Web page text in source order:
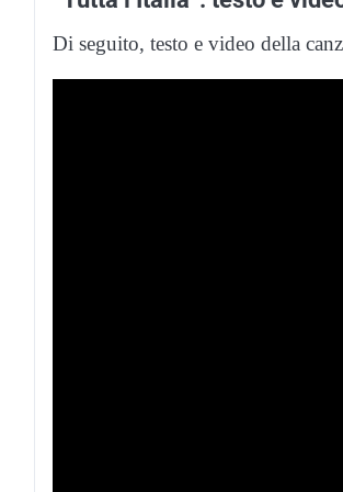
Di seguito, testo e video della